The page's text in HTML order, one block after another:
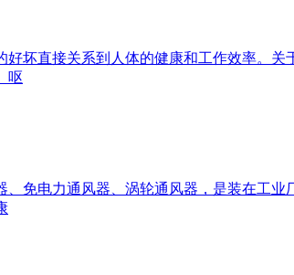
坏直接关系到人体的健康和工作效率。
呕
免电力通风器、涡轮通风器，是装在工